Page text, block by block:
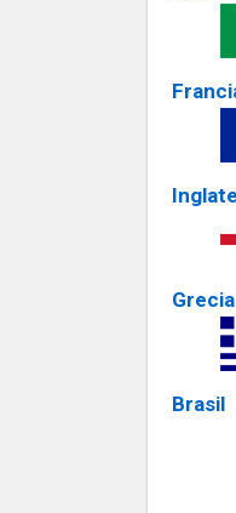
Grecia
Brasil